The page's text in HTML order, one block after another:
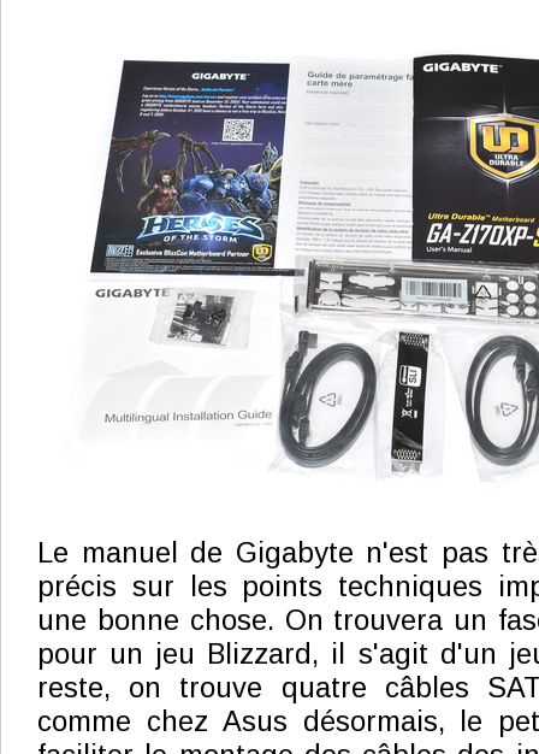
Le manuel de Gigabyte n'est pas
précis sur les points techniques
une bonne chose. On trouvera un
pour un jeu Blizzard, il s'agit d'un
reste, on trouve quatre câbles
comme chez Asus désormais, le